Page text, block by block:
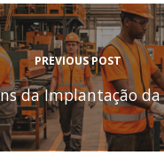
PREVIOUS POST
da Implantação da